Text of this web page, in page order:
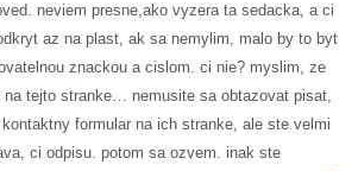
neviem presne,ako vyzera ta sedacka, a ci
az na plast, ak sa nemylim, malo by to byt
znackou a cislom. ci nie? myslim, ze
tejto stranke… nemusite sa obtazovat pisat,
formular na ich stranke, ale ste velmi
ci odpisu. potom sa ozvem. inak ste